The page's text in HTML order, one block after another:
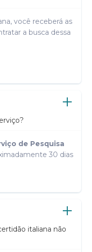
você receberá as
a busca dessa
de Pesquisa
30 dias
italiana não